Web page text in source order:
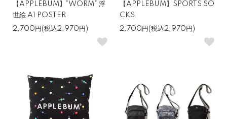
【APPLEBUM】“WORM” 浮
世絵 A1 POSTER
2,700円(税込2,970円)
【APPLEBUM】SPORTS SO
CKS
2,700円(税込2,970円)